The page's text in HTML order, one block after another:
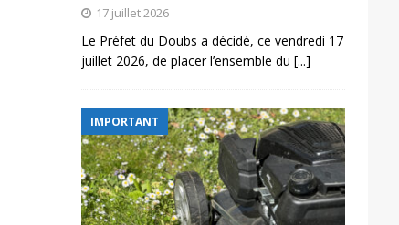
17 juillet 2026
Le Préfet du Doubs a décidé, ce vendredi 17
juillet 2026, de placer l’ensemble du [...]
IMPORTANT